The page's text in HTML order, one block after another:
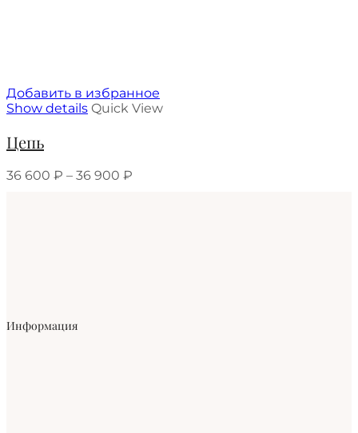
Добавить в избранное
Show details Quick View
Цепь
36 600 ₽ – 36 900 ₽
Информация